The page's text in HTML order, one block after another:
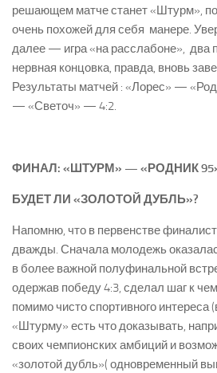
решающем матче станет «Штурм»,
очень похожей для себя манере.
далее — игра «на расслабоне», два
нервная концовка, правда, вновь
Результаты матчей : «Лорес» —
— «Светоч» — 4:2.
ФИНАЛ: «ШТУРМ» — «РОДНИК
БУДЕТ ЛИ «ЗОЛОТОЙ ДУБЛЬ»?
Напомню, что в первенстве
дважды. Сначала молодежь
в более важной полуфинальной
одержав победу 4:3, сделал шаг к
помимо чисто спортивного интереса
«Штурму» есть что доказывать,
своих чемпионских амбиций и
«золотой дубль»( одновременный